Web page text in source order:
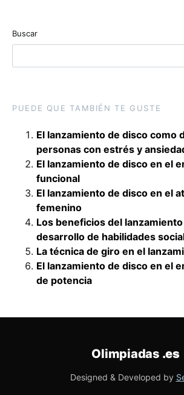
Buscar
PUEDE QUE TAMBIÉN TE GUSTE
El lanzamiento de disco como
personas con estrés y
El lanzamiento de disco en el
funcional
El lanzamiento de disco en el
femenino
Los beneficios del
desarrollo de habilidades
La técnica de giro en el
El lanzamiento de disco en el
de potencia
Olimpiadas .es
Designed & Developed by